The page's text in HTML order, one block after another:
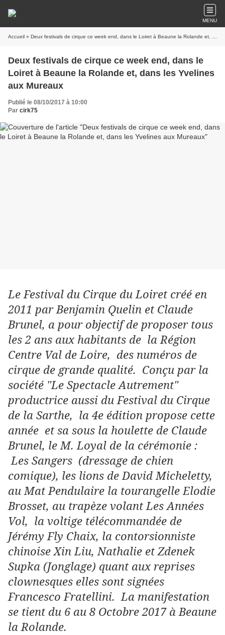
MENU
Accueil » Deux festivals de cirque ce week end, dans le Loiret à Beaune la Rolande et, dans les Yvelines aux Mureaux
Deux festivals de cirque ce week end, dans le
Loiret à Beaune la Rolande et, dans les Yvelines
aux Mureaux
Publié le 08/10/2017 à 10:00
Par cirk75
Le Festival du Cirque du Loiret créé en
2011 par Benjamin Quelin et Claude
Brunel, a pour objectif de proposer tous
les 2 ans aux habitants de la Région
Centre Val de Loire, des numéros de
cirque de grande qualité. Conçu par la
société "Le Spectacle Autrement"
productrice aussi du Festival du Cirque
de la Sarthe, la 4e édition propose cette
année et sa sous la houlette de Claude
Brunel, le M. Loyal de la cérémonie :
Les Sangers (dressage de chien
comique), les lions de David Micheletty,
au Mat Pendulaire la tourangelle Elodie
Brosset, au trapèze volant Les Années
Vol, la voltige télécommandée de
Jérémy Fly Chaix, la contorsionniste
chinoise Xin Liu, Nathalie et Zdenek
Supka (Jonglage) quant aux reprises
clownesques elles sont signées
Francesco Fratellini. La manifestation
se tient du 6 au 8 Octobre 2017 à Beaune
la Rolande.